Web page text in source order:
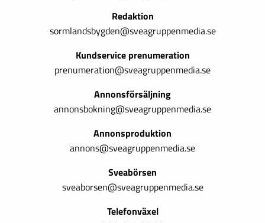
Redaktion
sormlandsbygden@sveagruppenmedia.se
Kundservice prenumeration
prenumeration@sveagruppenmedia.se
Annonsförsäljning
annonsbokning@sveagruppenmedia.se
Annonsproduktion
annons@sveagruppenmedia.se
Sveabörsen
sveaborsen@sveagruppenmedia.se
Telefonväxel